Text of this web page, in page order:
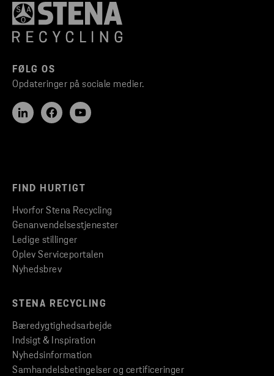
FØLG OS
Opdateringer på sociale medier.
FIND HURTIGT
Hvorfor Stena Recycling
Genanvendelsestjenester
Ledige stillinger
Oplev Serviceportalen
Nyhedsbrev
STENA RECYCLING
Bæredygtighedsarbejde
Indsigt & Inspiration
Nyhedsinformation
Samhandelsbetingelser og certificeringer